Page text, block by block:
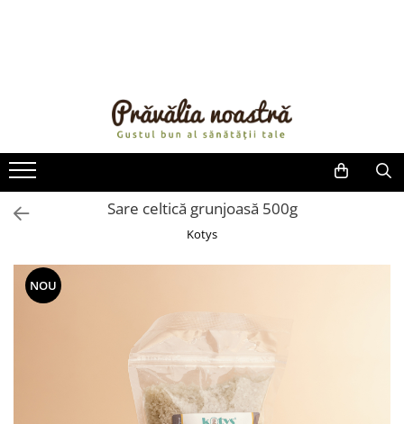
ULEIURI ȘI UNTURI
MĂSLINE
NUCI ȘI SEMINȚE
FRUCTE DESHIDRATATE
FRUCTE LA CONSERVĂ
OȚETURI ȘI SOSURI
FĂINĂ FĂRĂ GLUTEN
BĂUTURI / LAPTE VEGETAL
Sare celtică grunjoasă 500g
Kotys
NOU